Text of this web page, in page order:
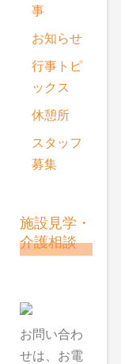
事
お知らせ
行事トピ
ックス
休憩所
スタッフ
募集
施設見学・
介護相談
お問い合わ
せは、お電